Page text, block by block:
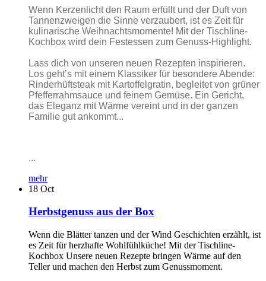
Wenn Kerzenlicht den Raum erfüllt und der Duft von
Tannenzweigen die Sinne verzaubert, ist es Zeit für
kulinarische Weihnachtsmomente! Mit der Tischline-
Kochbox wird dein Festessen zum Genuss-Highlight.
Lass dich von unseren neuen Rezepten inspirieren.
Los geht’s mit einem Klassiker für besondere Abende:
Rinderhüftsteak mit Kartoffelgratin, begleitet von grüner
Pfefferrahmsauce und feinem Gemüse. Ein Gericht,
das Eleganz mit Wärme vereint und in der ganzen
Familie gut ankommt...
...
mehr
18 Oct
Herbstgenuss aus der Box
Wenn die Blätter tanzen und der Wind Geschichten erzählt, ist
es Zeit für herzhafte Wohlfühlküche! Mit der Tischline-
Kochbox Unsere neuen Rezepte bringen Wärme auf den
Teller und machen den Herbst zum Genussmoment.